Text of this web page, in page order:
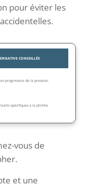
pour éviter les
CONSEILLÉE
progressive de la pression
spécifiques à la plinthe
vous de
et une